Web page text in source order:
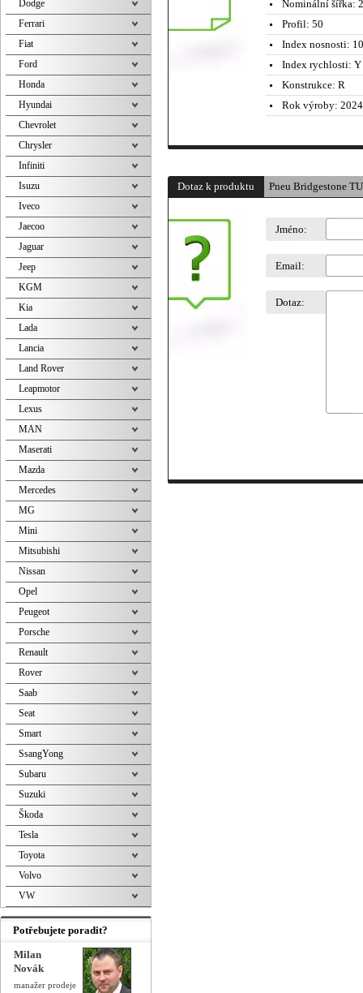
Nominální šířka:
Profil: 50
Index nosnosti:
Index rychlosti: Y
Konstrukce: R
Rok výroby:
Dotaz k produktu Pneu Bridgestone
Jméno:
Email:
Dotaz:
Dodge
Ferrari
Fiat
Ford
Honda
Hyundai
Chevrolet
Chrysler
Infiniti
Isuzu
Iveco
Jaecoo
Jaguar
Jeep
KGM
Kia
Lada
Lancia
Land Rover
Leapmotor
Lexus
MAN
Maserati
Mazda
Mercedes
MG
Mini
Mitsubishi
Nissan
Opel
Peugeot
Porsche
Renault
Rover
Saab
Seat
Smart
SsangYong
Subaru
Suzuki
Škoda
Tesla
Toyota
Volvo
VW
Potřebujete poradit?
Milan
Novák
manažer prodeje